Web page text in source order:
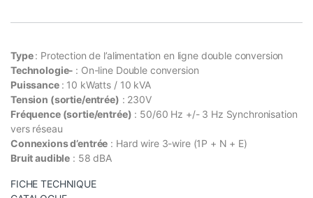
Type: Protection de l’alimentation en ligne double conversion
Technologie- : On-line Double conversion
Puissance : 10 kWatts / 10 kVA
Tension (sortie/entrée) : 230V
Fréquence (sortie/entrée) : 50/60 Hz +/- 3 Hz Synchronisation
vers réseau
Connexions d’entrée : Hard wire 3-wire (1P + N + E)
Bruit audible : 58 dBA
FICHE TECHNIQUE